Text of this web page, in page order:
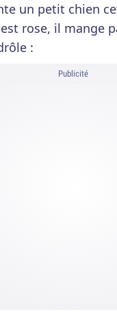
un petit chien
rose, il mange
:
Publicité